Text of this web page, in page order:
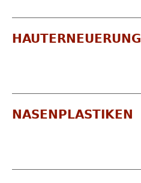
HAUTERNEUERUNG
NASENPLASTIKEN